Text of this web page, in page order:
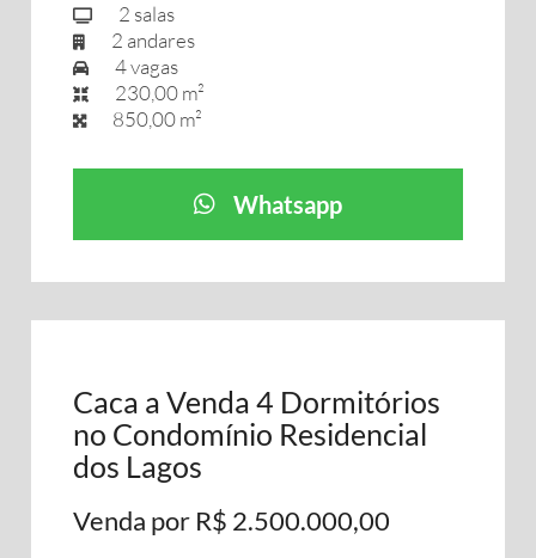
2 salas
2 andares
4 vagas
230,00 m²
850,00 m²
Whatsapp
Caca a Venda 4 Dormitórios
no Condomínio Residencial
dos Lagos
Venda por R$ 2.500.000,00